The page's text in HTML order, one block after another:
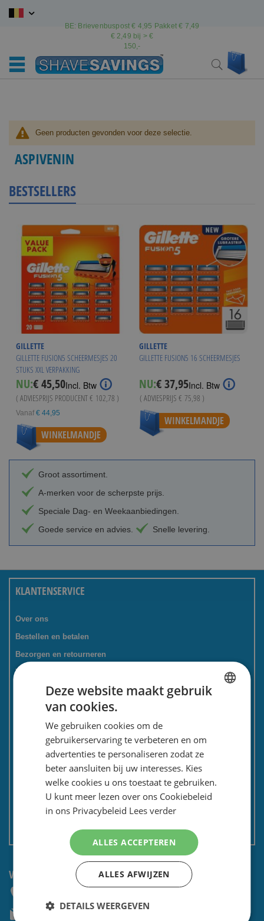
Ga
BE: Brievenbuspost € 4,95 Pakket € 7,49
€ 2,49 bij > €
150,-
Search
Geen producten gevonden voor deze selectie.
ASPIVENIN
BESTSELLERS
GILLETTE
GILLETTE FUSION5 SCHEERMESJES 20
STUKS XXL VERPAKKING
NU:€ 45,50Incl. Btw
( ADVIESPRIJS PRODUCENT€ 102,78 )
Vanaf € 44,95
WINKELMANDJE
GILLETTE
GILLETTE FUSION5 16 SCHEERMESJES
NU:Special
Price
€ 37,95Incl. Btw
( ADVIESPRIJS € 75,98 )
WINKELMANDJE
Groot assortiment.
A-merken voor de scherpste prijs.
Speciale Dag- en Weekaanbiedingen.
Goede service en advies.
Snelle levering.
KLANTENSERVICE
Over ons
Bestellen en betalen
Bezorgen en retourneren
Tevredenheidsgarantie
Kadoservice
Bedrijven / zakelijk
Meest gestelde vragen
Contactformulier
Nieuwsbrief
Privacy en security
Algemene voorwaarden
Non EU: Belasting / douane
VRAGEN? CONTACTEER ONS:
service@shavesavings.com
Deze website maakt gebruik
van cookies.
We gebruiken cookies om de
gebruikerservaring te verbeteren en om
advertenties te personaliseren zodat ze
beter aansluiten bij uw interesses. Kies
welke cookies u ons toestaat te gebruiken.
U kunt meer lezen over ons Cookiebeleid
in ons Privacybeleid Lees verder
ALLES ACCEPTEREN
ALLES AFWIJZEN
DETAILS WEERGEVEN